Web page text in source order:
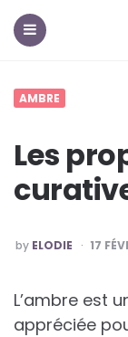
AMBRE
Les
POSTED
BY
by ELODIE 17
L’ambre est
appréciée